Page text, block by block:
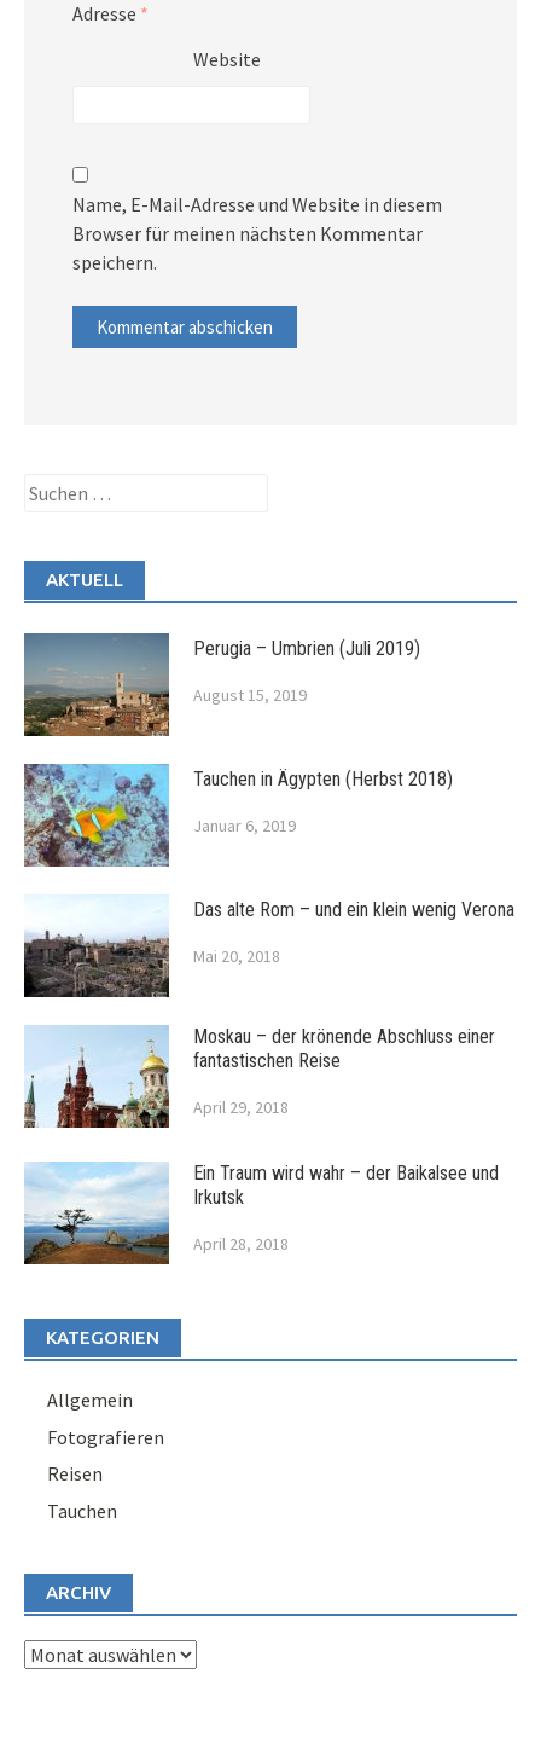
Adresse *
Website
Name, E-Mail-Adresse und Website in diesem
Browser für meinen nächsten Kommentar
speichern.
Suchen
AKTUELL
Perugia – Umbrien (Juli 2019)
August 15, 2019
Tauchen in Ägypten (Herbst 2018)
Januar 6, 2019
Das alte Rom – und ein klein wenig Verona
Mai 20, 2018
Moskau – der krönende Abschluss einer
fantastischen Reise
April 29, 2018
Ein Traum wird wahr – der Baikalsee und
Irkutsk
April 28, 2018
KATEGORIEN
Allgemein
Fotografieren
Reisen
Tauchen
ARCHIV
Archiv